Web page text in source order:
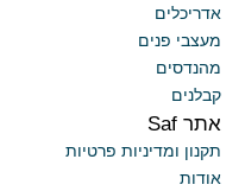
אדריכלים
מעצבי פנים
מהנדסים
קבלנים
אתר Saf
תקנון ומדיניות פרטיות
אודות